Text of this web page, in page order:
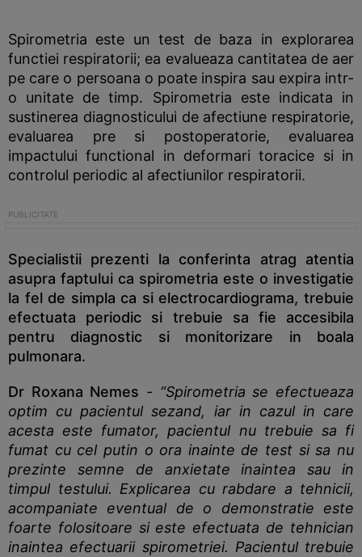
Spirometria este un test de baza in explorarea
functiei respiratorii; ea evalueaza cantitatea de aer
pe care o persoana o poate inspira sau expira intr-
o unitate de timp. Spirometria este indicata in
sustinerea diagnosticului de afectiune respiratorie,
evaluarea pre si postoperatorie, evaluarea
impactului functional in deformari toracice si in
controlul periodic al afectiunilor respiratorii.
Specialistii prezenti la conferinta atrag atentia
asupra faptului ca spirometria este o investigatie
la fel de simpla ca si electrocardiograma, trebuie
efectuata periodic si trebuie sa fie accesibila
pentru diagnostic si monitorizare in boala
pulmonara.
Dr Roxana Nemes - “Spirometria se efectueaza
optim cu pacientul sezand, iar in cazul in care
acesta este fumator, pacientul nu trebuie sa fi
fumat cu cel putin o ora inainte de test si sa nu
prezinte semne de anxietate inaintea sau in
timpul testului. Explicarea cu rabdare a tehnicii,
acompaniate eventual de o demonstratie este
foarte folositoare si este efectuata de tehnician
inaintea efectuarii spirometriei. Pacientul trebuie